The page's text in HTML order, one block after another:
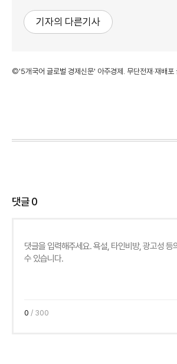
기자의 다른기사
©'5개국어 글로벌 경제신문' 아주경제. 무단전재·재배포
댓글0
0 / 300